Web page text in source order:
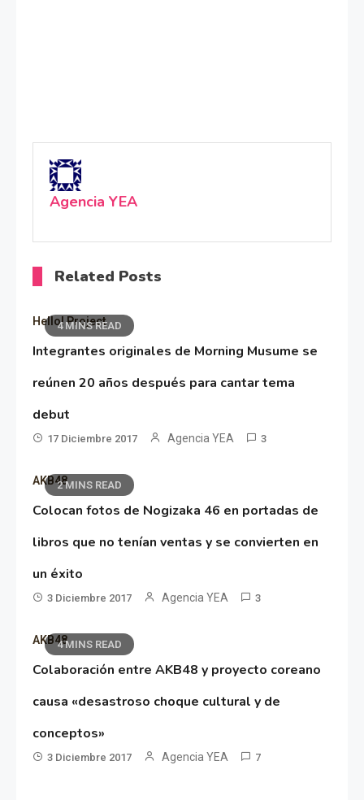
Agencia YEA
Related Posts
4 MINS READ
Hello! Project
Integrantes originales de Morning Musume se
reúnen 20 años después para cantar tema
debut
17 Diciembre 2017 Agencia YEA 3
2 MINS READ
AKB48
Colocan fotos de Nogizaka 46 en portadas de
libros que no tenían ventas y se convierten en
un éxito
3 Diciembre 2017 Agencia YEA 3
4 MINS READ
AKB48
Colaboración entre AKB48 y proyecto coreano
causa «desastroso choque cultural y de
conceptos»
3 Diciembre 2017 Agencia YEA 7